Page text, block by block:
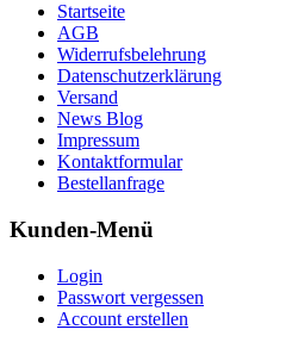
Startseite
AGB
Widerrufsbelehrung
Datenschutzerklärung
Versand
News Blog
Impressum
Kontaktformular
Bestellanfrage
Kunden-Menü
Login
Passwort vergessen
Account erstellen